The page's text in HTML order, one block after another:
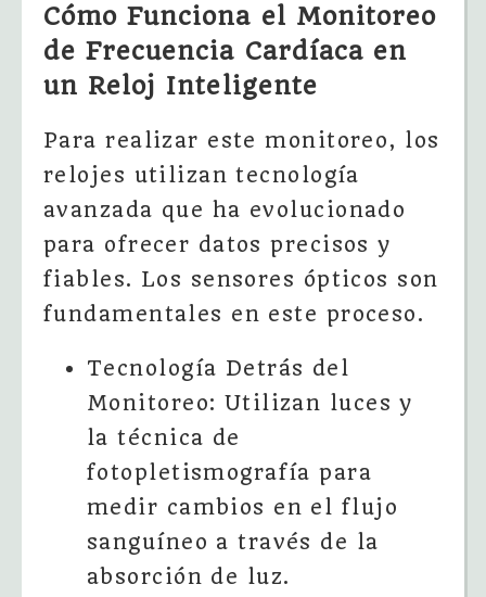
Cómo Funciona el Monitoreo
de Frecuencia Cardíaca en
un Reloj Inteligente
Para realizar este monitoreo, los
relojes utilizan tecnología
avanzada que ha evolucionado
para ofrecer datos precisos y
fiables. Los sensores ópticos son
fundamentales en este proceso.
Tecnología Detrás del
Monitoreo: Utilizan luces y
la técnica de
fotopletismografía para
medir cambios en el flujo
sanguíneo a través de la
absorción de luz.